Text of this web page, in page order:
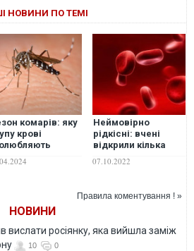
НОВИНИ ПО ТЕМІ
комарів: яку
крові
Неймовірно
рідкісні: вчені
відкрили кілька
07.10.2022
Правила коментування ! »
НОВИНИ
вислати росіянку, яка вийшла заміж
10 0